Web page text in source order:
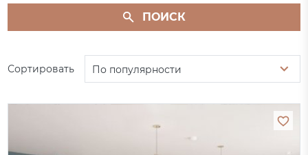
ПОИСК
Сортировать По популярности